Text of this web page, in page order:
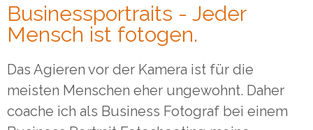
Businessportraits - Jeder
Mensch ist fotogen.
Das Agieren vor der Kamera ist für die
meisten Menschen eher ungewohnt. Daher
coache ich als Business Fotograf bei einem